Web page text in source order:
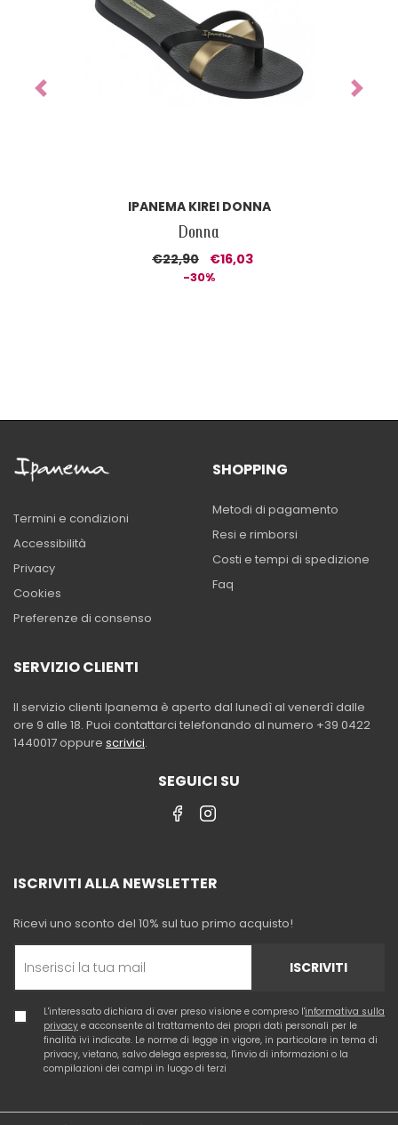
IPANEMA KIREI DONNA
Donna
€22,90 €16,03
-30%
Previous Next
Termini e condizioni
Accessibilità
Privacy
Cookies
Preferenze di consenso
SHOPPING
Metodi di pagamento
Resi e rimborsi
Costi e tempi di spedizione
Faq
SERVIZIO CLIENTI
Il servizio clienti Ipanema è aperto dal lunedì al venerdì dalle
ore 9 alle 18. Puoi contattarci telefonando al numero +39 0422
1440017 oppure scrivici.
SEGUICI SU
ISCRIVITI ALLA NEWSLETTER
Ricevi uno sconto del 10% sul tuo primo acquisto!
ISCRIVITI
L'interessato dichiara di aver preso visione e compreso l'informativa sulla
privacy e acconsente al trattamento dei propri dati personali per le
finalità ivi indicate. Le norme di legge in vigore, in particolare in tema di
privacy, vietano, salvo delega espressa, l'invio di informazioni o la
compilazioni dei campi in luogo di terzi